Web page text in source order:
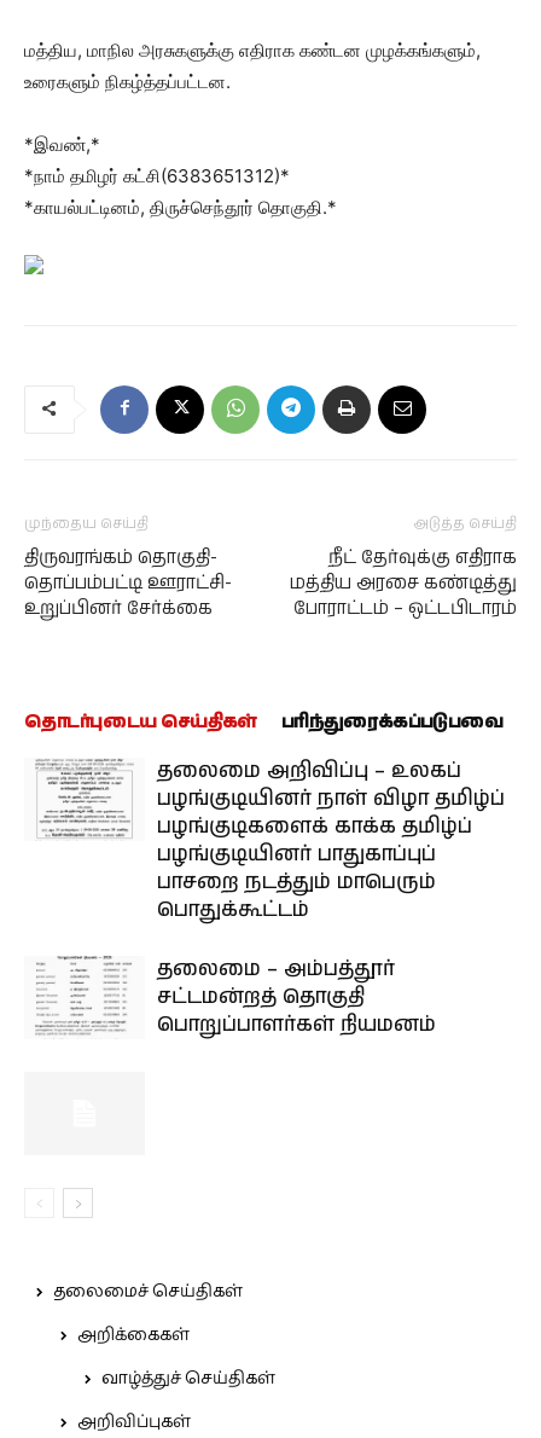
மத்திய, மாநில அரசுகளுக்கு எதிராக கண்டன முழக்கங்களும்,
உரைகளும் நிகழ்த்தப்பட்டன.
*இவண்,*
*நாம் தமிழர் கட்சி(6383651312)*
*காயல்பட்டினம், திருச்செந்தூர் தொகுதி.*
முந்தைய செய்தி
திருவரங்கம் தொகுதி-
தொப்பம்பட்டி ஊராட்சி-
உறுப்பினர் சேர்க்கை
அடுத்த செய்தி
நீட் தேர்வுக்கு எதிராக
மத்திய அரசை கண்டித்து
போராட்டம் – ஒட்டபிடாரம்
தொடர்புடைய செய்திகள் பரிந்துரைக்கப்படுபவை
தலைமை அறிவிப்பு – உலகப்
பழங்குடியினர் நாள் விழா தமிழ்ப்
பழங்குடிகளைக் காக்க தமிழ்ப்
பழங்குடியினர் பாதுகாப்புப்
பாசறை நடத்தும் மாபெரும்
பொதுக்கூட்டம்
தலைமை – அம்பத்தூர்
சட்டமன்றத் தொகுதி
பொறுப்பாளர்கள் நியமனம்
தலைமைச் செய்திகள்
அறிக்கைகள்
வாழ்த்துச் செய்திகள்
அறிவிப்புகள்